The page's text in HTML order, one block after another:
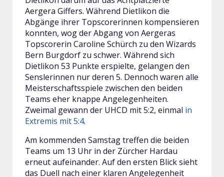
Aergera Giffers. Während Dietlikon die
Abgänge ihrer Topscorerinnen kompensieren
konnten, wog der Abgang von Aergeras
Topscorerin Caroline Schürch zu den Wizards
Bern Burgdorf zu schwer. Während sich
Dietlikon 53 Punkte erspielte, gelangen den
Senslerinnen nur deren 5. Dennoch waren alle
Meisterschaftsspiele zwischen den beiden
Teams eher knappe Angelegenheiten.
Zweimal gewann der UHCD mit 5:2, einmal in
Extremis mit 5:4.
Am kommenden Samstag treffen die beiden
Teams um 13 Uhr in der Zürcher Hardau
erneut aufeinander. Auf den ersten Blick sieht
das Duell nach einer klaren Angelegenheit